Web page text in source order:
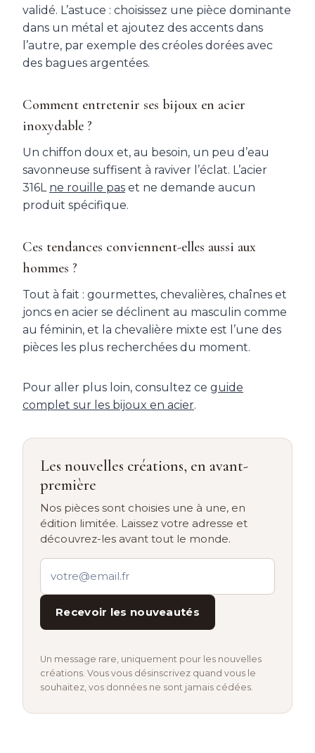
validé. L’astuce : choisissez une pièce dominante
dans un métal et ajoutez des accents dans
l’autre, par exemple des créoles dorées avec
des bagues argentées.
Comment entretenir ses bijoux en acier
inoxydable ?
Un chiffon doux et, au besoin, un peu d’eau
savonneuse suffisent à raviver l’éclat. L’acier
316L ne rouille pas et ne demande aucun
produit spécifique.
Ces tendances conviennent-elles aussi aux
hommes ?
Tout à fait : gourmettes, chevalières, chaînes et
joncs en acier se déclinent au masculin comme
au féminin, et la chevalière mixte est l’une des
pièces les plus recherchées du moment.
Pour aller plus loin, consultez ce guide
complet sur les bijoux en acier.
Les nouvelles créations, en avant-
première
Nos pièces sont choisies une à une, en
édition limitée. Laissez votre adresse et
découvrez-les avant tout le monde.
Recevoir les nouveautés
Un message rare, uniquement pour les nouvelles
créations. Vous vous désinscrivez quand vous le
souhaitez, vos données ne sont jamais cédées.